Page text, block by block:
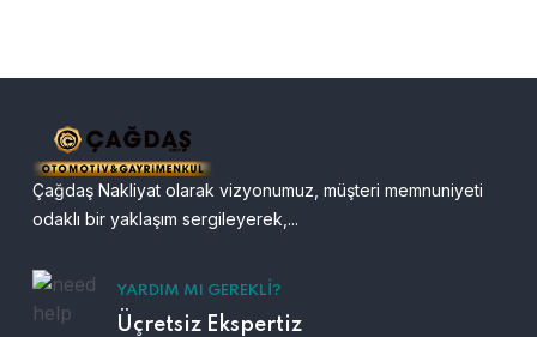
Çağdaş Nakliyat olarak vizyonumuz, müşteri memnuniyeti
odaklı bir yaklaşım sergileyerek,...
YARDIM MI GEREKLI?
Üçretsiz Ekspertiz